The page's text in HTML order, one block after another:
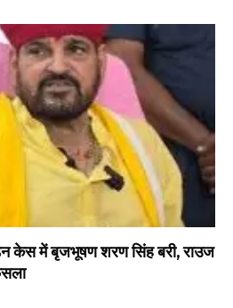
केस में बृजभूषण शरण सिंह बरी, राउज